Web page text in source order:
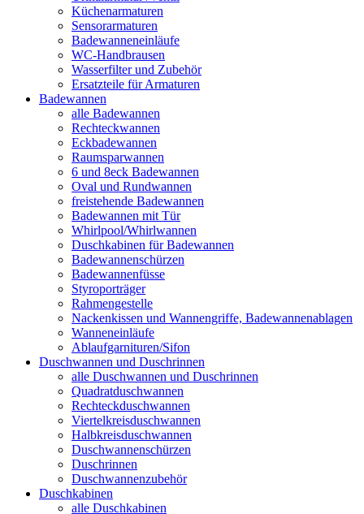
Küchenarmaturen
Sensorarmaturen
Badewanneneinläufe
WC-Handbrausen
Wasserfilter und Zubehör
Ersatzteile für Armaturen
Badewannen
alle Badewannen
Rechteckwannen
Eckbadewannen
Raumsparwannen
6 und 8eck Badewannen
Oval und Rundwannen
freistehende Badewannen
Badewannen mit Tür
Whirlpool/Whirlwannen
Duschkabinen für Badewannen
Badewannenschürzen
Badewannenfüsse
Styroporträger
Rahmengestelle
Nackenkissen und Wannengriffe, Badewannenablagen
Wanneneinläufe
Ablaufgarnituren/Sifon
Duschwannen und Duschrinnen
alle Duschwannen und Duschrinnen
Quadratduschwannen
Rechteckduschwannen
Viertelkreisduschwannen
Halbkreisduschwannen
Duschwannenschürzen
Duschrinnen
Duschwannenzubehör
Duschkabinen
alle Duschkabinen